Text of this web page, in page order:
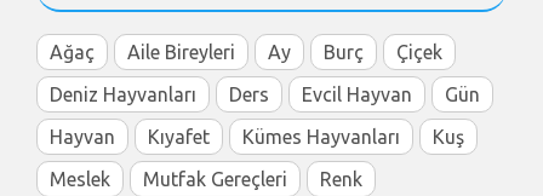
Ağaç Aile Bireyleri Ay Burç
Çiçek
Deniz Hayvanları
Ders Evcil Hayvan
Gün
Hayvan
Kıyafet Kümes Hayvanları
Kuş
Meslek
Mutfak Gereçleri
Renk